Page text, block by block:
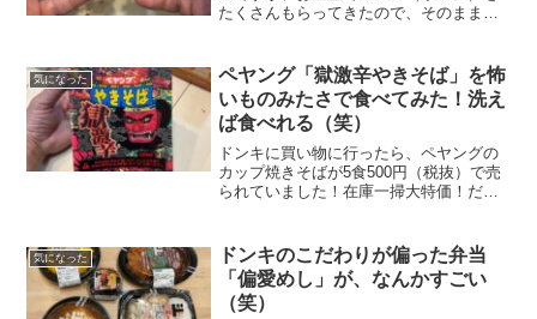
たくさんもらってきたので、そのまま唐
たちと試してみました。ただ、かなり小
さい豆アジ（小アジ）だっ...
気になった
ペヤング「獄激辛やきそば」を怖
いものみたさで食べてみた！洗え
ば食べれる（笑）
ドンキに買い物に行ったら、ペヤングの
カップ焼きそばが5食500円（税抜）で売
られていました！在庫一掃大特価！だっ
そこまで辛くなかったらめちゃくちゃ安
いじゃん！！！...
気になった
ドンキのこだわりが偏った弁当
「偏愛めし」が、なんかすごい
（笑）